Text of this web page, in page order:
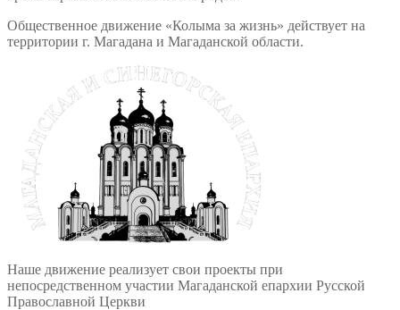
Общественное движение «Колыма за жизнь» действует на
территории г. Магадана и Магаданской области.
Наше движение реализует свои проекты при
непосредственном участии Магаданской епархии Русской
Православной Церкви